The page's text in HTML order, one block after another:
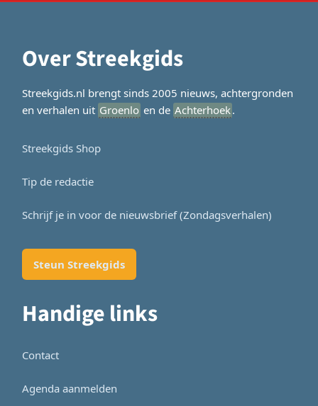
Over Streekgids
Streekgids.nl brengt sinds 2005 nieuws, achtergronden
en verhalen uit Groenlo en de Achterhoek.
Streekgids Shop
Tip de redactie
Schrijf je in voor de nieuwsbrief (Zondagsverhalen)
Steun Streekgids
Handige links
Contact
Agenda aanmelden